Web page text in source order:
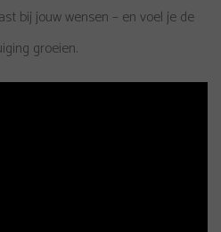
bij jouw wensen – en voel je de
groeien.